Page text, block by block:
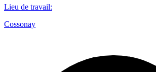
Lieu de travail:
Cossonay